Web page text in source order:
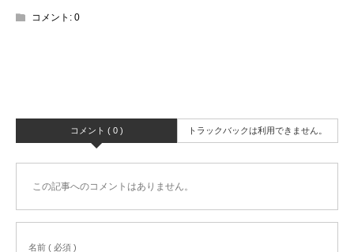
コメント: 0
コメント ( 0 ) トラックバックは利用できません。
この記事へのコメントはありません。
名前 ( 必須 )